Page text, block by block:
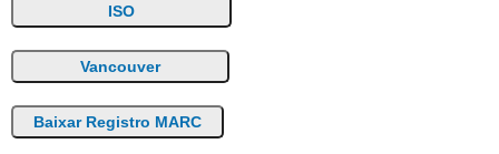
ISO
Vancouver
Baixar Registro MARC